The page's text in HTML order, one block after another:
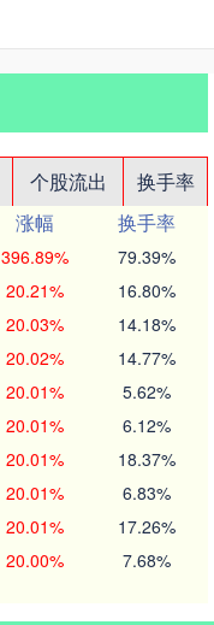
个股流出
换手率
涨幅
换手率
396.89% 79.39%
20.21% 16.80%
20.03% 14.18%
20.02% 14.77%
20.01% 5.62%
20.01% 6.12%
20.01% 18.37%
20.01% 6.83%
20.01% 17.26%
20.00% 7.68%